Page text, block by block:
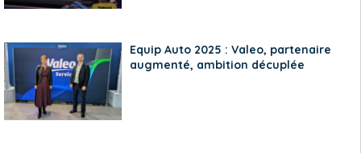
Equip Auto 2025 : Valeo, partenaire
augmenté, ambition décuplée